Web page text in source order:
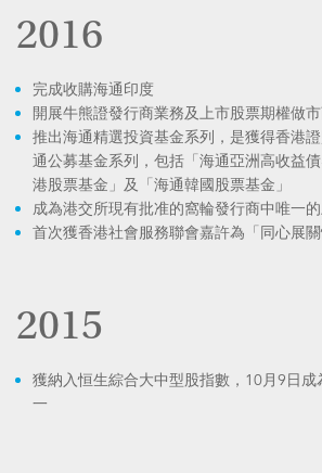
2016
完成收購海通印度
開展牛熊證發行商業務及上市股票期權做
推出海通精選投資基金系列，是獲得香港
通公募基金系列，包括「海通亞洲高收益
港股票基金」及「海通韓國股票基金」
成為港交所現有批准的窩輪發行商中唯一
首次獲香港社會服務聯會嘉許為「同心展
2015
獲納入恒生綜合大中型股指數，10月9日
一